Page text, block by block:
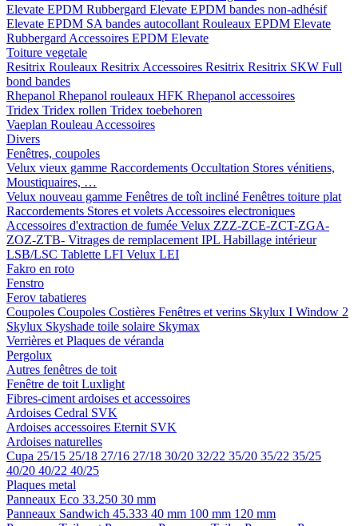
Elevate EPDM Rubbergard Elevate EPDM bandes non-adhésif
Elevate EPDM SA bandes autocollant Rouleaux EPDM Elevate
Rubbergard Accessoires EPDM Elevate
Toiture vegetale
Resitrix Rouleaux Resitrix Accessoires Resitrix Resitrix SKW Full
bond bandes
Rhepanol Rhepanol rouleaux HFK Rhepanol accessoires
Tridex Tridex rollen Tridex toebehoren
Vaeplan Rouleau Accessoires
Divers
Fenêtres, coupoles
Velux vieux gamme Raccordements Occultation Stores vénitiens,
Moustiquaires, …
Velux nouveau gamme Fenêtres de toît incliné Fenêtres toiture plat
Raccordements Stores et volets Accessoires electroniques
Accessoires d'extraction de fumée Velux ZZZ-ZCE-ZCT-ZGA-
ZOZ-ZTB- Vitrages de remplacement IPL Habillage intérieur
LSB/LSC Tablette LFI Velux LEI
Fakro en roto
Fenstro
Ferov tabatieres
Coupoles Coupoles Costières Fenêtres et verins Skylux I Window 2
Skylux Skyshade toile solaire Skymax
Verrières et Plaques de véranda
Pergolux
Autres fenêtres de toit
Fenêtre de toit Luxlight
Fibres-ciment ardoises et accessoires
Ardoises Cedral SVK
Ardoises accessoires Eternit SVK
Ardoises naturelles
Cupa 25/15 25/18 27/16 27/18 30/20 32/22 35/20 35/22 35/25
40/20 40/22 40/25
Plaques metal
Panneaux Eco 33.250 30 mm
Panneaux Sandwich 45.333 40 mm 100 mm 120 mm